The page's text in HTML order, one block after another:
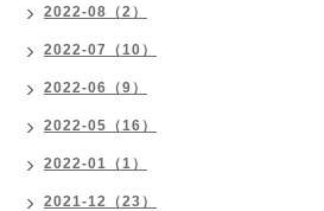
2022-08（2）
2022-07（10）
2022-06（9）
2022-05（16）
2022-01（1）
2021-12（23）